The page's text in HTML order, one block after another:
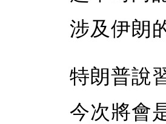
涉及伊朗
特朗普說
今次將會